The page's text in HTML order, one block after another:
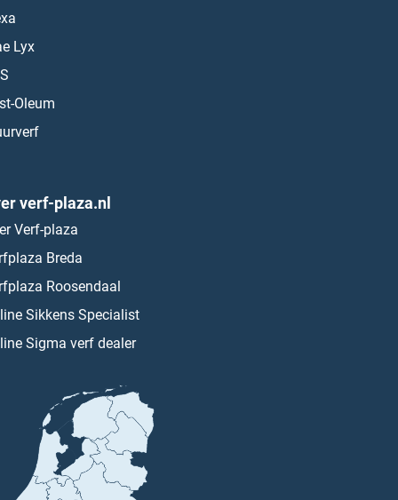
Lyx
Oleum
verf-plaza.nl
Verf-plaza
Breda
Roosendaal
Sikkens Specialist
Sigma verf dealer